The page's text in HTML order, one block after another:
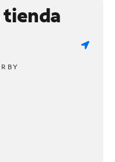
tienda